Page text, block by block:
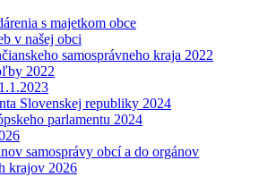
s majetkom obce
v našej obci
samosprávneho kraja 2022
2022
Slovenskej republiky 2024
parlamentu 2024
samosprávy obcí a do orgánov
krajov 2026